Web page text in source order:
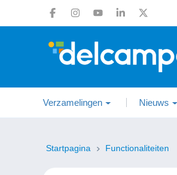
Verzamelingen Nieuws
Startpagina Functionaliteiten